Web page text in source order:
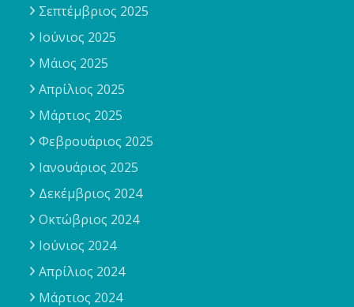
Σεπτέμβριος 2025
Ιούνιος 2025
Μάιος 2025
Απρίλιος 2025
Μάρτιος 2025
Φεβρουάριος 2025
Ιανουάριος 2025
Δεκέμβριος 2024
Οκτώβριος 2024
Ιούνιος 2024
Απρίλιος 2024
Μάρτιος 2024